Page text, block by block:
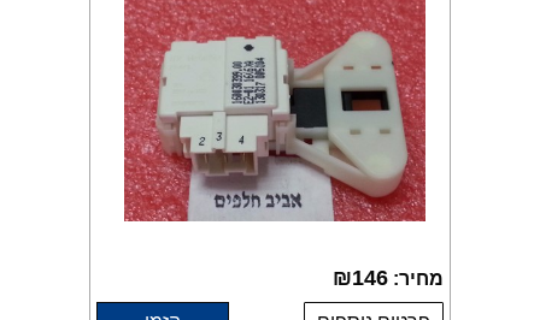
מחיר: ₪146